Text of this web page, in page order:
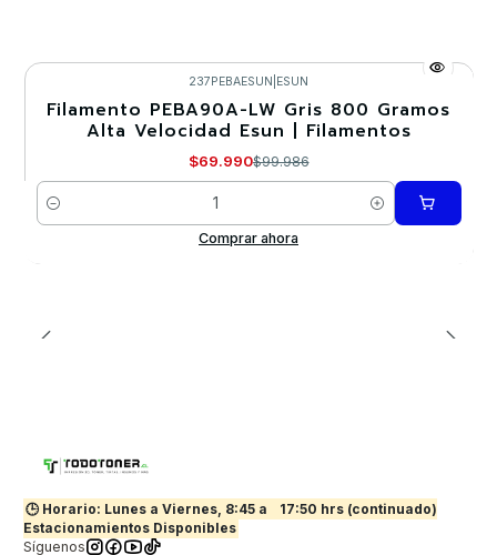
-30%
237PEBAESUN ESUN
Filamento PEBA90A-LW Gris 800 Gramos
Alta Velocidad Esun | Filamentos
$69.990$99.986
Cantidad
Comprar ahora
🕒 Horario: Lunes a Viernes, 8:45 a
17:50 hrs (continuado)
Estacionamientos Disponibles
Síguenos